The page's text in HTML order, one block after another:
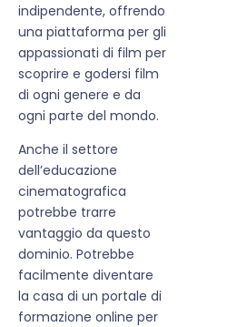
indipendente, offrendo
una piattaforma per gli
appassionati di film per
scoprire e godersi film
di ogni genere e da
ogni parte del mondo.
Anche il settore
dell’educazione
cinematografica
potrebbe trarre
vantaggio da questo
dominio. Potrebbe
facilmente diventare
la casa di un portale di
formazione online per